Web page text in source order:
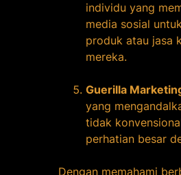
individu yang
media sosial
produk atau jasa
mereka.
Guerilla
yang
tidak
perhatian besar
Dengan memahami